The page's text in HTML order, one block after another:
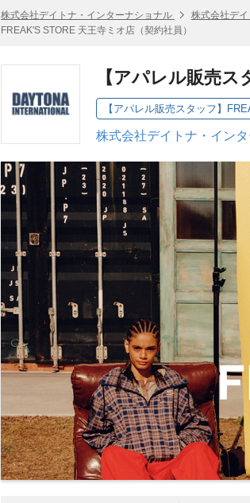
株式会社デイトナ・インターナショナル 株式会社デ
FREAK'S STORE 天王寺ミオ店（契約社員）
【アパレル販売
株式会社デイトナ・イン